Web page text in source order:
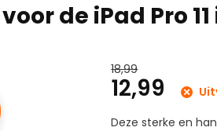
de iPad Pro 11
18,99
12,99
Deze sterke en